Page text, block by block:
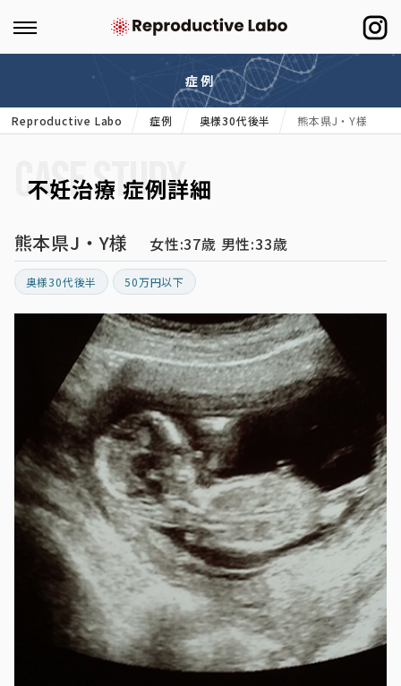
症例
Reproductive Labo 症例 奥様30代後半 熊本県J・Y様
CASE STUDY
不妊治療 症例詳細
熊本県J・Y様 女性:37歳 男性:33歳
奥様30代後半 50万円以下